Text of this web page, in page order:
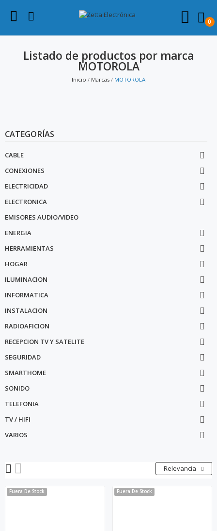
0
Listado de productos por marca
MOTOROLA
Inicio Marcas MOTOROLA
CATEGORÍAS
CABLE 
CONEXIONES 
ELECTRICIDAD 
ELECTRONICA 
EMISORES AUDIO/VIDEO
ENERGIA

HERRAMIENTAS 
HOGAR 
ILUMINACION 
INFORMATICA 
INSTALACION 
RADIOAFICION 
RECEPCION TV Y SATELITE 
SEGURIDAD 
SMARTHOME 
SONIDO 
TELEFONIA 
TV / HIFI 
VARIOS 
Relevancia
Fuera De Stock Fuera De Stock